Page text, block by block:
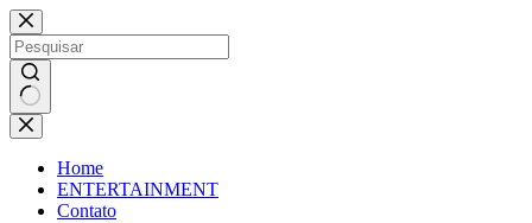
Pular
para
o
conteúdo
Sem
resultados
Home
ENTERTAINMENT
Contato
Notice:This website publishes
content from paid authors. Due to
limitations, daily monitoring of all
material cannot be ensured. The
owner does not endorse or support
illegal services, including betting,
casinos, gambling, or CBD.